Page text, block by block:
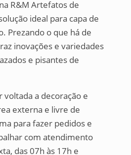
R&M Artefatos de
ideal para capa de
Prezando o que há de
inovações e variedades
e pisantes de
voltada a decoração e
externa e livre de
para fazer pedidos e
com atendimento
das 07h às 17h e